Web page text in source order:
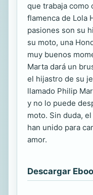
que trabaja como
flamenca de Lola
pasiones son su
su moto, una
muy buenos
Marta dará un
el hijastro de su
llamado Philip
y no lo puede
moto. Sin duda,
han unido para
amor.
Descargar